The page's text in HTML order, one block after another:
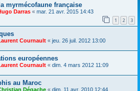
myrmécofaune française
Darras « mar. 21 avr. 2015 14:43
1 2 3
Cournault « jeu. 26 juil. 2012 13:00
européennes
Cournault « dim. 4 mars 2012 11:09
au Maroc
Dégache « dim. 11 avr. 2010 12:44